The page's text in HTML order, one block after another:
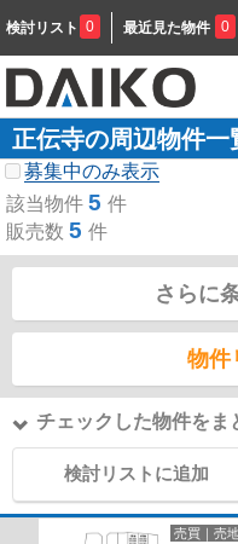
検討リスト 0 最近見た物件 0
正伝寺の周辺物件一
募集中のみ表示
該当物件 5 件
販売数 5 件
さらに
物件
チェックした物件をま
検討リストに追加
売買｜売